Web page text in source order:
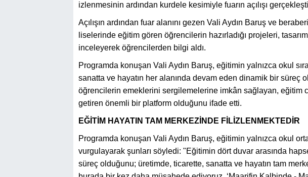
izlenmesinin ardından kurdele kesimiyle fuarın açılışı
Açılışın ardından fuar alanını gezen Vali Aydın Baruş ve
liselerinde eğitim gören öğrencilerin hazırladığı projeleri,
inceleyerek öğrencilerden bilgi aldı.
Programda konuşan Vali Aydın Baruş, eğitimin yalnızca okul
sanatta ve hayatın her alanında devam eden dinamik bir süreç
öğrencilerin emeklerini sergilemelerine imkân sağlayan, eğitim
getiren önemli bir platform olduğunu ifade etti.
EĞİTİM HAYATIN TAM MERKEZİNDE FİLİZLENMEKTEDİR
Programda konuşan Vali Aydın Baruş, eğitimin yalnızca okul
vurgulayarak şunları söyledi: "Eğitimin dört duvar arasında
süreç olduğunu; üretimde, ticarette, sanatta ve hayatın tam